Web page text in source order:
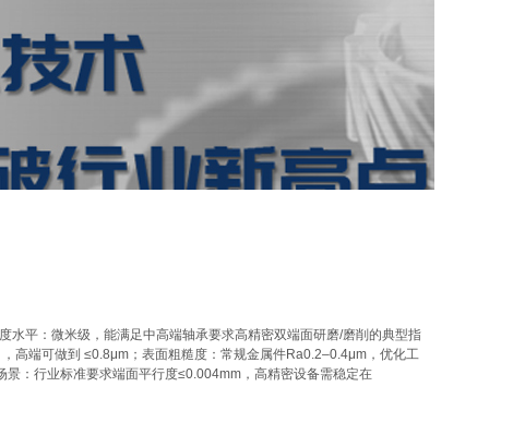
水平：微米级，能满足中高端轴承要求高精密双端面研磨/磨削的典型指
高端可做到 ≤0.8μm；表面粗糙度：常规金属件Ra0.2–0.4μm，优化工
：行业标准要求端面平行度≤0.004mm，高精密设备需稳定在